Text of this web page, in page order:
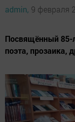
admin, 9 февраля
Посвящённый 85-
поэта, прозаика,